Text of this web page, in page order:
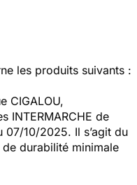
les produits suivants :
CIGALOU,
INTERMARCHE de
10/2025. Il s’agit du
durabilité minimale